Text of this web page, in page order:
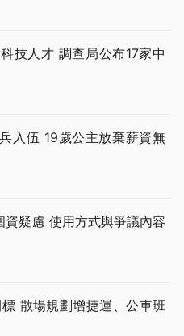
技人才 調查局公布17家中
入伍 19歲公主放棄薪資無
資疑慮 使用方式與爭議內容
散場規劃增捷運、公車班